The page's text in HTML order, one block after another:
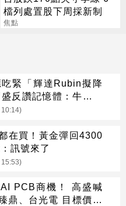
檔列處置股下周採新制
焦點
緊「輝達Rubin擬降
反讚記憶體：牛市才
在買！黃金彈回4300
訊號來了
PCB商機！ 高盛喊
台光電 目標價曝